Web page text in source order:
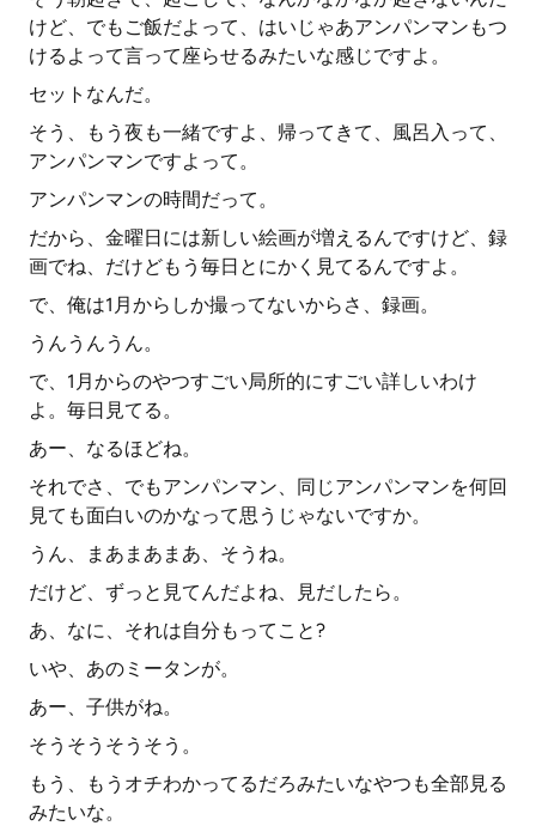
けど、でもご飯だよって、はいじゃあアンパンマンもつ
けるよって言って座らせるみたいな感じですよ。
セットなんだ。
そう、もう夜も一緒ですよ、帰ってきて、風呂入って、
アンパンマンですよって。
アンパンマンの時間だって。
だから、金曜日には新しい絵画が増えるんですけど、録
画でね、だけどもう毎日とにかく見てるんですよ。
で、俺は1月からしか撮ってないからさ、録画。
うんうんうん。
で、1月からのやつすごい局所的にすごい詳しいわけ
よ。毎日見てる。
あー、なるほどね。
それでさ、でもアンパンマン、同じアンパンマンを何回
見ても面白いのかなって思うじゃないですか。
うん、まあまあまあ、そうね。
だけど、ずっと見てんだよね、見だしたら。
あ、なに、それは自分もってこと?
いや、あのミータンが。
あー、子供がね。
そうそうそうそう。
もう、もうオチわかってるだろみたいなやつも全部見る
みたいな。